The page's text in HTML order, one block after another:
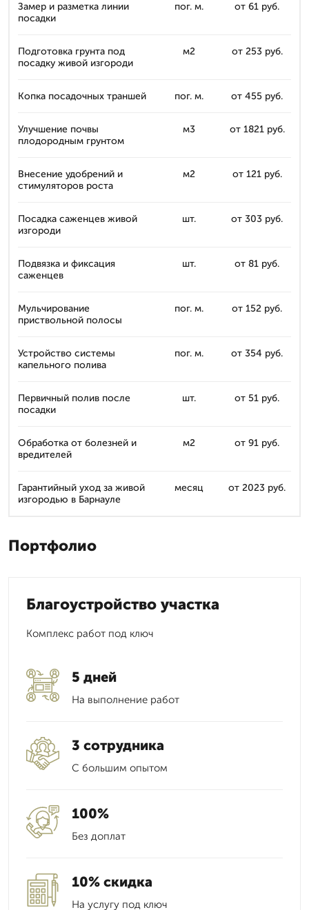
Замер и разметка линии
посадки
пог. м. от 61 руб.
Подготовка грунта под
посадку живой изгороди
м2 от 253 руб.
Копка посадочных траншей пог. м. от 455 руб.
Улучшение почвы
плодородным грунтом
м3 от 1821 руб.
Внесение удобрений и
стимуляторов роста
м2 от 121 руб.
Посадка саженцев живой
изгороди
шт. от 303 руб.
Подвязка и фиксация
саженцев
шт. от 81 руб.
Мульчирование
приствольной полосы
пог. м. от 152 руб.
Устройство системы
капельного полива
пог. м. от 354 руб.
Первичный полив после
посадки
шт. от 51 руб.
Обработка от болезней и
вредителей
м2 от 91 руб.
Гарантийный уход за живой
изгородью в Барнауле
месяц от 2023 руб.
Портфолио
Благоустройство участка
Комплекс работ под ключ
5 дней
На выполнение работ
3 сотрудника
С большим опытом
100%
Без доплат
10% скидка
На услугу под ключ